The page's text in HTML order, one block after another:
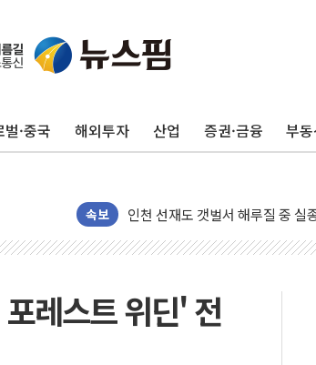
·중국 해외투자 산업 증권·금융 부
속보
여수 오동도 인근 해상서 모터보
추미애, '위안부' 피해자 기림의
인천서 말다툼 중 어머니 흉기 살
'화합' 꺼낸 김민석에 '뻔뻔' 받아
동해중부 전 해상 풍랑주의보
연일 폭염에 온열질환 사망 23
中 전방위 아파트 부양, 수도 베
레스트 위딘' 전